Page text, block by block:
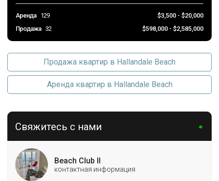
Аренда 129
$3,500 - $20,000
Продажа 32 $598,000 - $2,585,000
Продажа квартир в Hallandale Beach
Аренда квартир в Hallandale Beach
Свяжитесь с нами
Beach Club II
контактная информация